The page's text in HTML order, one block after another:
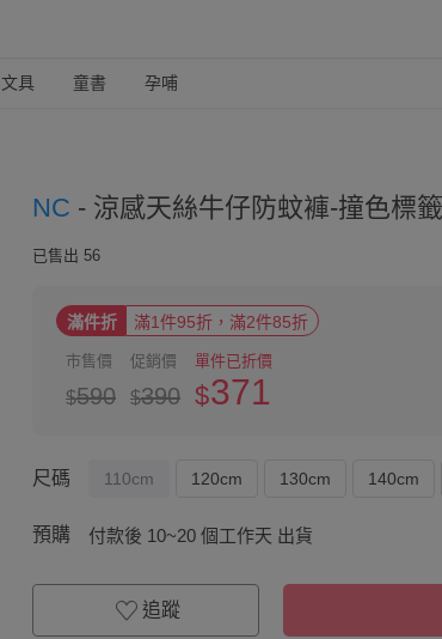
文具 童書 孕哺
NC - 涼感天絲牛仔防蚊褲-撞色標
已售出 56
滿件折 滿1件95折，滿2件85折
市售價
$590
促銷價
$390
單件已折價
$371
尺碼 110cm 120cm 130cm 140cm
預購 付款後 10~20 個工作天 出貨
追蹤